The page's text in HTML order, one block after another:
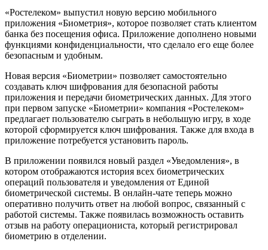
«Ростелеком» выпустил новую версию мобильного
приложения «Биометрия», которое позволяет стать клиентом
банка без посещения офиса. Приложение дополнено новыми
функциями конфиденциальности, что сделало его еще более
безопасным и удобным.
Новая версия «Биометрии» позволяет самостоятельно
создавать ключ шифрования для безопасной работы
приложения и передачи биометрических данных. Для этого
при первом запуске «Биометрии» компания «Ростелеком»
предлагает пользователю сыграть в небольшую игру, в ходе
которой сформируется ключ шифрования. Также для входа в
приложение потребуется установить пароль.
В приложении появился новый раздел «Уведомления», в
котором отображаются история всех биометрических
операций пользователя и уведомления от Единой
биометрической системы. В онлайн-чате теперь можно
оперативно получить ответ на любой вопрос, связанный с
работой системы. Также появилась возможность оставить
отзыв на работу операциониста, который регистрировал
биометрию в отделении.